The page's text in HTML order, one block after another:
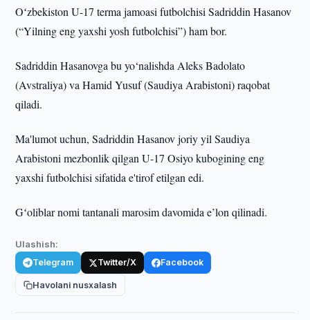
Oʻzbekiston U-17 terma jamoasi futbolchisi Sadriddin Hasanov
(“Yilning eng yaxshi yosh futbolchisi”) ham bor.
Sadriddin Hasanovga bu yo‘nalishda Aleks Badolato
(Avstraliya) va Hamid Yusuf (Saudiya Arabistoni) raqobat
qiladi.
Ma'lumot uchun, Sadriddin Hasanov joriy yil Saudiya
Arabistoni mezbonlik qilgan U-17 Osiyo kubogining eng
yaxshi futbolchisi sifatida e'tirof etilgan edi.
Gʻoliblar nomi tantanali marosim davomida e’lon qilinadi.
Ulashish:
Telegram Twitter/X Facebook
Havolani nusxalash